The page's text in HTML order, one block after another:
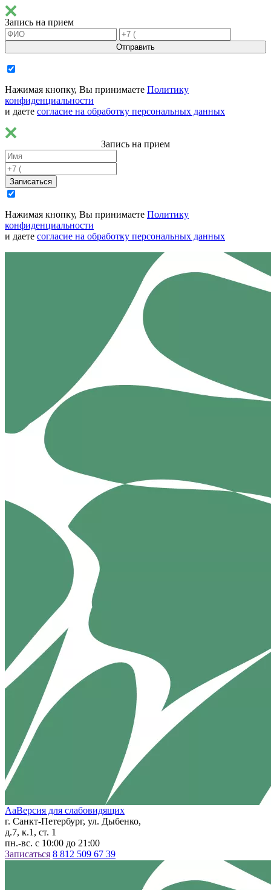
Запись на прием
Отправить
Нажимая кнопку, Вы принимаете Политику
конфиденциальности
и даете согласие на обработку персональных данных
Запись на прием
Записаться
Нажимая кнопку, Вы принимаете Политику
конфиденциальности
и даете согласие на обработку персональных данных
AaВерсия для слабовидящих
г. Санкт-Петербург, ул. Дыбенко,
д.7, к.1, ст. 1
пн.-вс. с 10:00 до 21:00
Записаться 8 812 509 67 39